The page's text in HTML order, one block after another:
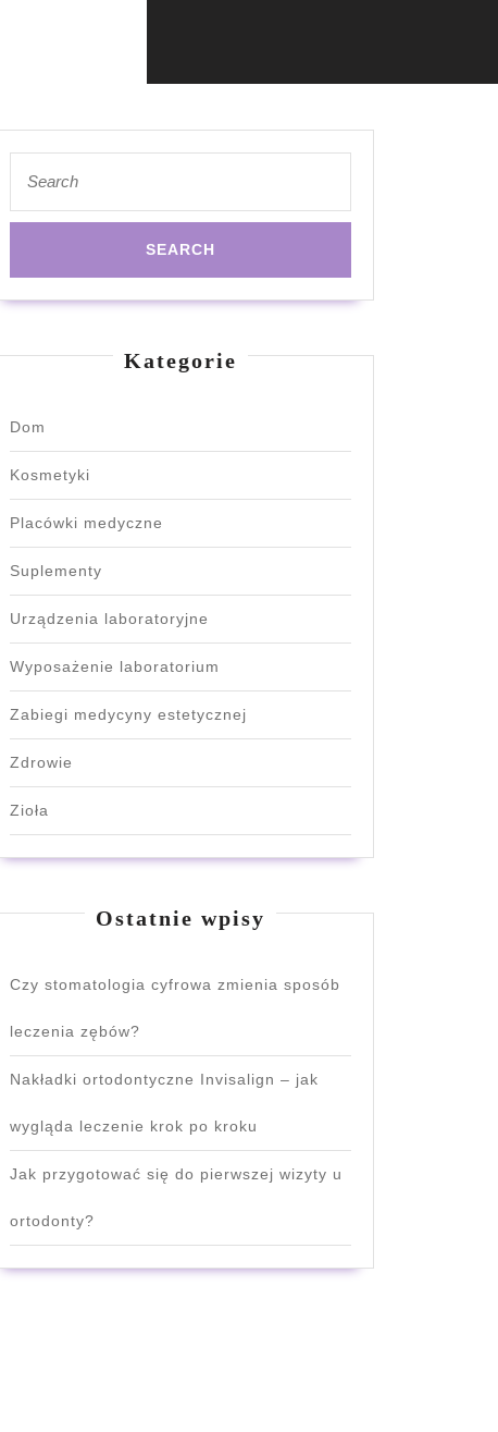
for:
Kategorie
Dom
Kosmetyki
Placówki medyczne
Suplementy
Urządzenia laboratoryjne
Wyposażenie laboratorium
Zabiegi medycyny estetycznej
Zdrowie
Zioła
Ostatnie wpisy
Czy stomatologia cyfrowa zmienia sposób
leczenia zębów?
Nakładki ortodontyczne Invisalign – jak
wygląda leczenie krok po kroku
Jak przygotować się do pierwszej wizyty u
ortodonty?